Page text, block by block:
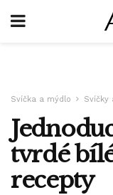
Svíčka a mýdlo Svíčky
tvrdé
recepty